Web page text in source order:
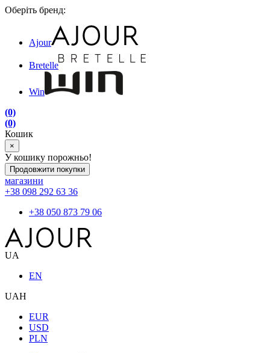
Оберіть бренд:
Ajour
Bretelle
Win
(0)
(0)
Кошик
×
У кошику порожньо!
Продовжити покупки
магазини
+38 098 292 63 36
+38 050 873 79 06
UA
EN
UAH
EUR
USD
PLN